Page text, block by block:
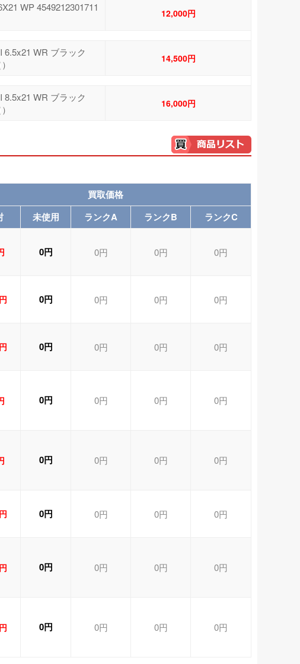
WP 4549212301711
12,000円
6.5x21 WR ブラック
14,500円
8.5x21 WR ブラック
16,000円
買取価格
未使用 ランクA ランクB ランクC
0円 0円 0円 0円
0円 0円 0円 0円
0円 0円 0円 0円
0円 0円 0円 0円
0円 0円 0円 0円
0円 0円 0円 0円
0円 0円 0円 0円
0円 0円 0円 0円